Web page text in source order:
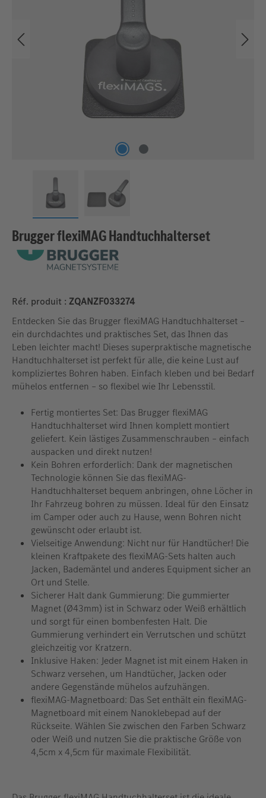
Brugger flexiMAG Handtuchhalterset
Réf. produit : ZQANZF033274
Entdecken Sie das Brugger flexiMAG Handtuchhalterset –
ein durchdachtes und praktisches Set, das Ihnen das
Leben leichter macht! Dieses superpraktische magnetische
Handtuchhalterset ist perfekt für alle, die keine Lust auf
kompliziertes Bohren haben. Einfach kleben und bei Bedarf
mühelos entfernen – so flexibel wie Ihr Lebensstil.
Fertig montiertes Set: Das Brugger flexiMAG
Handtuchhalterset wird Ihnen komplett montiert
geliefert. Kein lästiges Zusammenschrauben – einfach
auspacken und direkt nutzen!
Kein Bohren erforderlich: Dank der magnetischen
Technologie können Sie das flexiMAG-
Handtuchhalterset bequem anbringen, ohne Löcher in
Ihr Fahrzeug bohren zu müssen. Ideal für den Einsatz
im Camper oder auch zu Hause, wenn Bohren nicht
gewünscht oder erlaubt ist.
Vielseitige Anwendung: Nicht nur für Handtücher! Die
kleinen Kraftpakete des flexiMAG-Sets halten auch
Jacken, Bademäntel und anderes Equipment sicher an
Ort und Stelle.
Sicherer Halt dank Gummierung: Die gummierter
Magnet (Ø43mm) ist in Schwarz oder Weiß erhältlich
und sorgt für einen bombenfesten Halt. Die
Gummierung verhindert ein Verrutschen und schützt
gleichzeitig vor Kratzern.
Inklusive Haken: Jeder Magnet ist mit einem Haken in
Schwarz versehen, um Handtücher, Jacken oder
andere Gegenstände mühelos aufzuhängen.
flexiMAG-Magnetboard: Das Set enthält ein flexiMAG-
Magnetboard mit einem Nanoklebepad auf der
Rückseite. Wählen Sie zwischen den Farben Schwarz
oder Weiß und nutzen Sie die praktische Größe von
4,5cm x 4,5cm für maximale Flexibilität.